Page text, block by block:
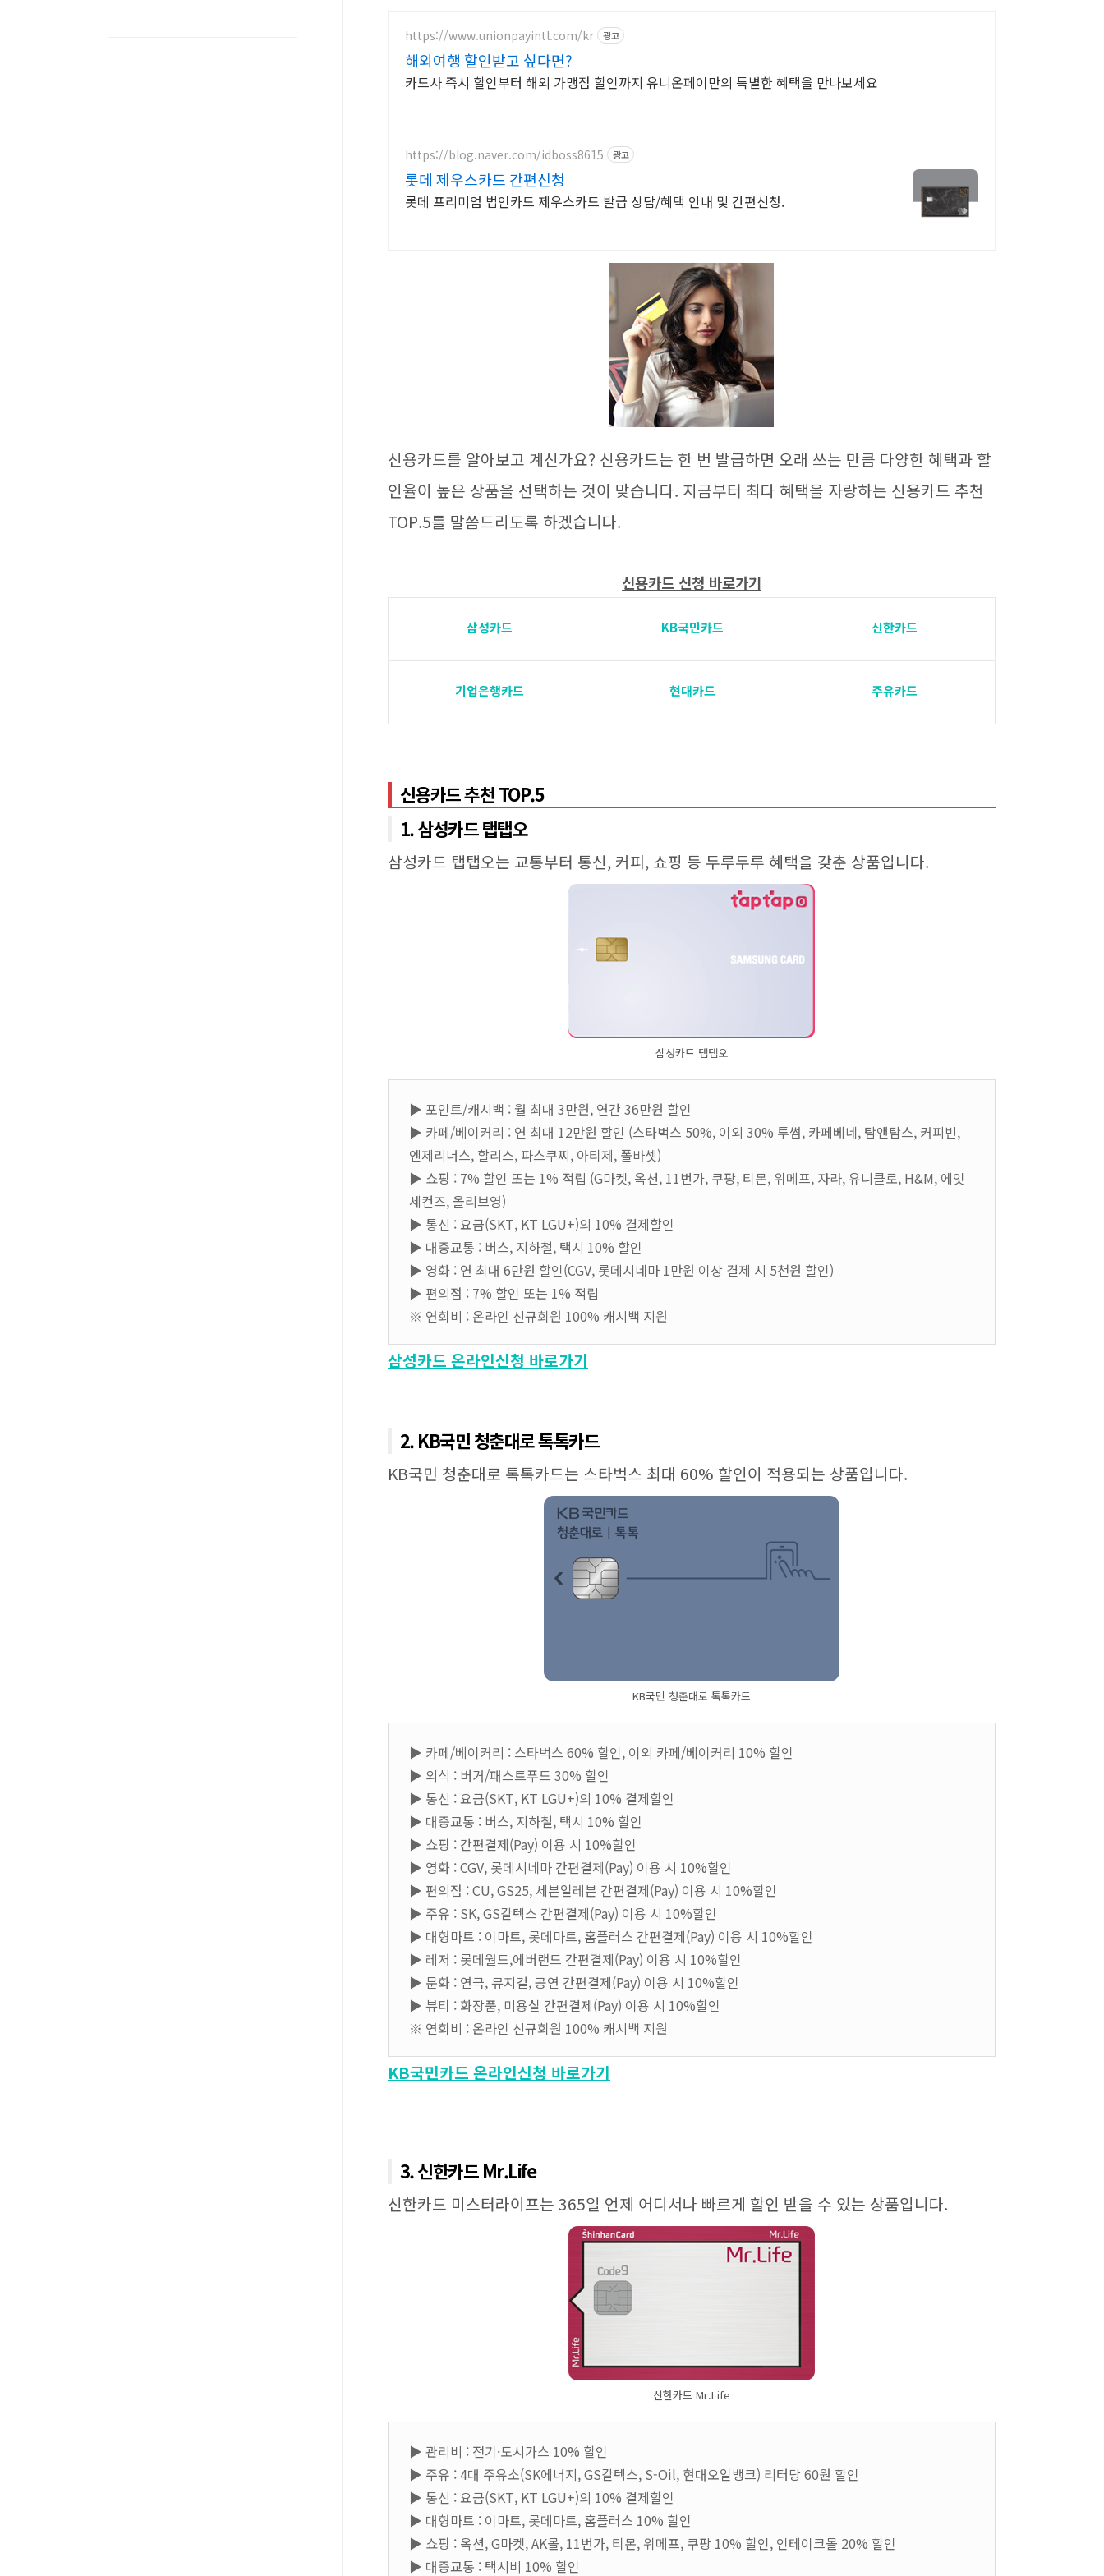
https://www.unionpayintl.com/kr 광고
해외여행 할인받고 싶다면?
카드사 즉시 할인부터 해외 가맹점 할인까지 유니온페이만의 특별한 혜택을 만나보세요
https://blog.naver.com/idboss8615 광고
롯데 제우스카드 간편신청
롯데 프리미엄 법인카드 제우스카드 발급 상담/혜택 안내 및 간편신청.
신용카드를 알아보고 계신가요? 신용카드는 한 번 발급하면 오래 쓰는 만큼 다양한 혜택과 할
인율이 높은 상품을 선택하는 것이 맞습니다. 지금부터 최다 혜택을 자랑하는 신용카드 추천
TOP.5를 말씀드리도록 하겠습니다.
신용카드 신청 바로가기
삼성카드 KB국민카드 신한카드
기업은행카드 현대카드 주유카드
신용카드 추천 TOP.5
1. 삼성카드 탭탭오
삼성카드 탭탭오는 교통부터 통신, 커피, 쇼핑 등 두루두루 혜택을 갖춘 상품입니다.
삼성카드 탭탭오
▶ 포인트/캐시백 : 월 최대 3만원, 연간 36만원 할인
▶ 카페/베이커리 : 연 최대 12만원 할인 (스타벅스 50%, 이외 30% 투썸, 카페베네, 탐앤탐스, 커피빈,
엔제리너스, 할리스, 파스쿠찌, 아티제, 폴바셋)
▶ 쇼핑 : 7% 할인 또는 1% 적립 (G마켓, 옥션, 11번가, 쿠팡, 티몬, 위메프, 자라, 유니클로, H&M, 에잇
세컨즈, 올리브영)
▶ 통신 : 요금(SKT, KT LGU+)의 10% 결제할인
▶ 대중교통 : 버스, 지하철, 택시 10% 할인
▶ 영화 : 연 최대 6만원 할인(CGV, 롯데시네마 1만원 이상 결제 시 5천원 할인)
▶ 편의점 : 7% 할인 또는 1% 적립
※ 연회비 : 온라인 신규회원 100% 캐시백 지원
삼성카드 온라인신청 바로가기
2. KB국민 청춘대로 톡톡카드
KB국민 청춘대로 톡톡카드는 스타벅스 최대 60% 할인이 적용되는 상품입니다.
KB국민 청춘대로 톡톡카드
▶ 카페/베이커리 : 스타벅스 60% 할인, 이외 카페/베이커리 10% 할인
▶ 외식 : 버거/패스트푸드 30% 할인
▶ 통신 : 요금(SKT, KT LGU+)의 10% 결제할인
▶ 대중교통 : 버스, 지하철, 택시 10% 할인
▶ 쇼핑 : 간편결제(Pay) 이용 시 10%할인
▶ 영화 : CGV, 롯데시네마 간편결제(Pay) 이용 시 10%할인
▶ 편의점 : CU, GS25, 세븐일레븐 간편결제(Pay) 이용 시 10%할인
▶ 주유 : SK, GS칼텍스 간편결제(Pay) 이용 시 10%할인
▶ 대형마트 : 이마트, 롯데마트, 홈플러스 간편결제(Pay) 이용 시 10%할인
▶ 레저 : 롯데월드,에버랜드 간편결제(Pay) 이용 시 10%할인
▶ 문화 : 연극, 뮤지컬, 공연 간편결제(Pay) 이용 시 10%할인
▶ 뷰티 : 화장품, 미용실 간편결제(Pay) 이용 시 10%할인
※ 연회비 : 온라인 신규회원 100% 캐시백 지원
KB국민카드 온라인신청 바로가기
3. 신한카드 Mr.Life
신한카드 미스터라이프는 365일 언제 어디서나 빠르게 할인 받을 수 있는 상품입니다.
신한카드 Mr.Life
▶ 관리비 : 전기·도시가스 10% 할인
▶ 주유 : 4대 주유소(SK에너지, GS칼텍스, S-Oil, 현대오일뱅크) 리터당 60원 할인
▶ 통신 : 요금(SKT, KT LGU+)의 10% 결제할인
▶ 대형마트 : 이마트, 롯데마트, 홈플러스 10% 할인
▶ 쇼핑 : 옥션, G마켓, AK몰, 11번가, 티몬, 위메프, 쿠팡 10% 할인, 인테이크몰 20% 할인
▶ 대중교통 : 택시비 10% 할인